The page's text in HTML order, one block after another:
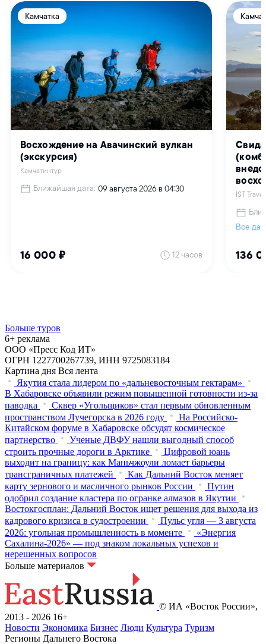
Больше туров
6+ реклама
ООО «Пресс Код ИТ»
ОГРН 1227700267739, ИНН 9725083184
Картина дня Вся лента
Якутия стала лидером по «дальневосточным гектарам»
В Хабаровске объявили режим повышенной готовности из‑за
паводка
Сквер «Угольщиков» стал первым обновленным
пространством Лучегорска в 2026 году
На Российско-
Китайском форуме в Хабаровске обсудят космическое
партнерство
Ученые ДВФУ нашли выгодный способ
строить прочные дороги в Арктике
Цифровой юань
выходит на границу: как Маньчжоули ломает барьеры
трансграничных платежей
Как Дальний Восток меняет
карту зернового и масличного рынков России
Путин
одобрил создание кластера по огранке алмазов в Якутии
Востокгосплан: Дальний Восток ищет решения для выхода из
кадрового кризиса в судостроении
Пульс угля — 3 августа
2026: угольная промышленность в моменте
«Энергия
Сахалина-2026» — под знаком локальных успехов и
нерешенных вопросов
Больше материалов
© ИА «Восток России»,
2013 - 2026 16+
Новости Экономика Бизнес Люди Культура Туризм
Регионы Дальнего Востока